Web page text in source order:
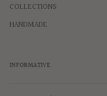
COLLECTIONS
HANDMADE
INFORMATIVE